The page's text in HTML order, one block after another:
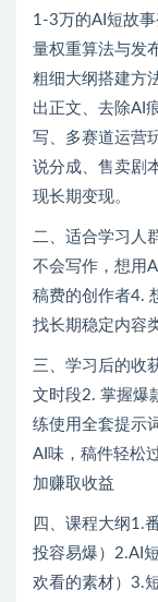
1-3万的AI短故
量权重算法与发
粗细大纲搭建方
出正文、去除AI
写、多赛道运营
说分成、售卖剧
现长期变现。
二、适合学习人
不会写作，想用
稿费的创作者4.
找长期稳定内容
三、学习后的收
文时段2. 掌握爆
练使用全套提示
AI味，稿件轻松
加赚取收益
四、课程大纲1.
投容易爆）2.AI
欢看的素材）3.